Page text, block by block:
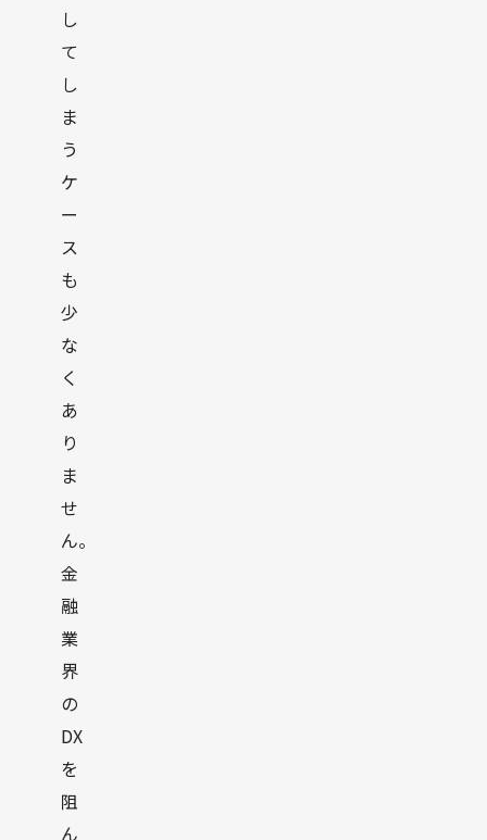
し
て
し
ま
う
ケ
ー
ス
も
少
な
く
あ
り
ま
せ
ん。
金
融
業
界
の
DX
を
阻
ん